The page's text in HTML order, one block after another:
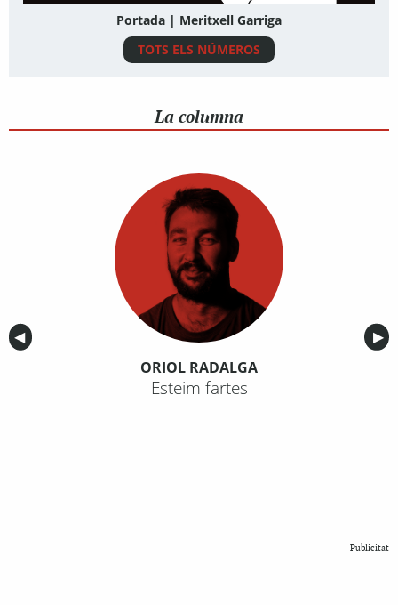
Portada | Meritxell Garriga
TOTS ELS NÚMEROS
La columna
Anterior
◀︎ ▶︎
ORIOL RADALGA
Esteim fartes
Publicitat